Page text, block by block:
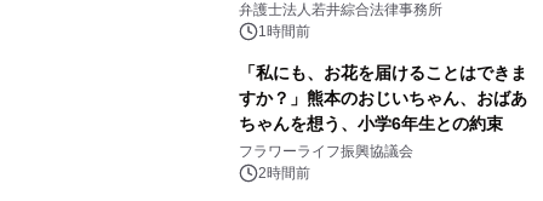
弁護士法人若井綜合法律事務所
1時間前
「私にも、お花を届けることはできま
すか？」熊本のおじいちゃん、おばあ
ちゃんを想う、小学6年生との約束
フラワーライフ振興協議会
2時間前